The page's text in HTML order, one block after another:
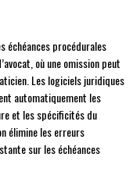
échéances procédurales
où une omission peut
Les logiciels juridiques
automatiquement les
et les spécificités du
élimine les erreurs
sur les échéances